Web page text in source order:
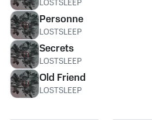
LOSTSLEEP
Personne
LOSTSLEEP
Secrets
LOSTSLEEP
Old Friend
LOSTSLEEP